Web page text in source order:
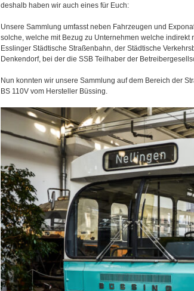
deshalb haben wir auch eines für Euch:
Unsere Sammlung umfasst neben Fahrzeugen und
solche, welche mit Bezug zu Unternehmen welche
Esslinger Städtische Straßenbahn, der Städtische
Denkendorf, bei der die SSB Teilhaber der
Nun konnten wir unsere Sammlung auf dem Bereich der
BS 110V vom Hersteller Büssing.